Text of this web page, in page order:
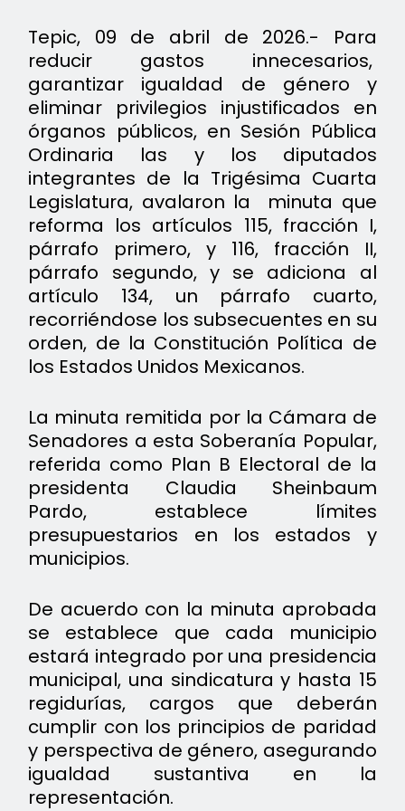
Tepic, 09 de abril de 2026.- Para
reducir gastos innecesarios,
garantizar igualdad de género y
eliminar privilegios injustificados en
órganos públicos, en Sesión Pública
Ordinaria las y los diputados
integrantes de la Trigésima Cuarta
Legislatura, avalaron la minuta que
reforma los artículos 115, fracción I,
párrafo primero, y 116, fracción II,
párrafo segundo, y se adiciona al
artículo 134, un párrafo cuarto,
recorriéndose los subsecuentes en su
orden, de la Constitución Política de
los Estados Unidos Mexicanos.
La minuta remitida por la Cámara de
Senadores a esta Soberanía Popular,
referida como Plan B Electoral de la
presidenta Claudia Sheinbaum
Pardo, establece límites
presupuestarios en los estados y
municipios.
De acuerdo con la minuta aprobada
se establece que cada municipio
estará integrado por una presidencia
municipal, una sindicatura y hasta 15
regidurías, cargos que deberán
cumplir con los principios de paridad
y perspectiva de género, asegurando
igualdad sustantiva en la
representación.